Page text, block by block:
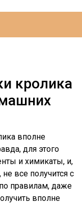
кролика
вполне
для этого
и химикаты, и,
все получится с
правилам, даже
вполне